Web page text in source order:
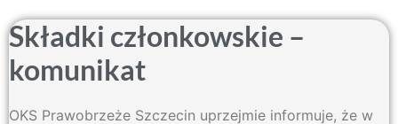
Składki członkowskie –
komunikat
OKS Prawobrzeże Szczecin uprzejmie informuje, że w